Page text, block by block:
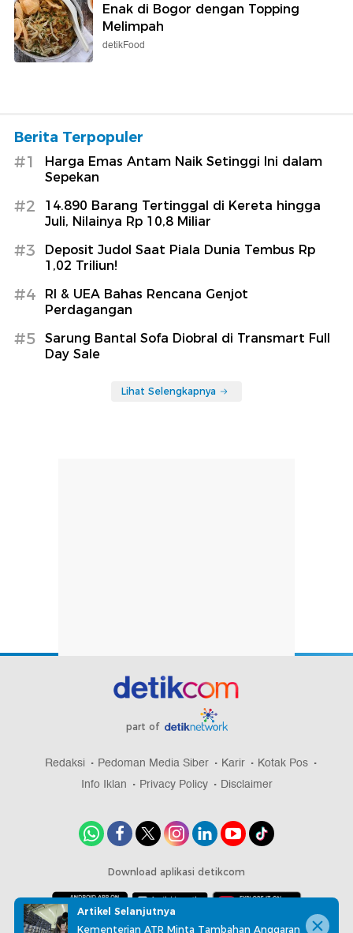
Enak di Bogor dengan Topping
Melimpah
detikFood
Berita Terpopuler
#1
Harga Emas Antam Naik Setinggi Ini dalam
Sepekan
#2
14.890 Barang Tertinggal di Kereta hingga
Juli, Nilainya Rp 10,8 Miliar
#3
Deposit Judol Saat Piala Dunia Tembus Rp
1,02 Triliun!
#4
RI & UEA Bahas Rencana Genjot
Perdagangan
#5
Sarung Bantal Sofa Diobral di Transmart Full
Day Sale
Lihat Selengkapnya
part of
Redaksi Pedoman Media Siber Karir
Kotak Pos
Info Iklan
Privacy Policy Disclaimer
Download aplikasi detikcom
Artikel Selanjutnya
Kementerian ATR Minta Tambahan Anggaran